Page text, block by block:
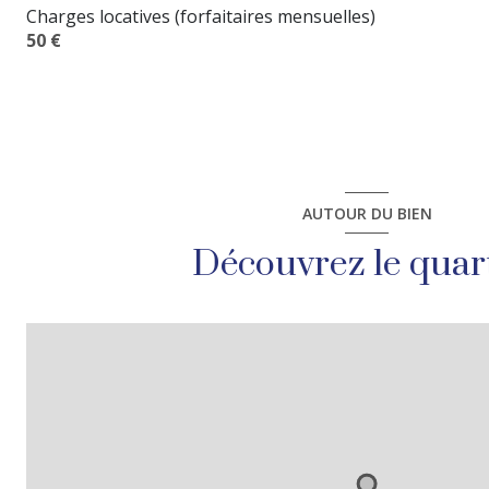
Charges locatives (forfaitaires mensuelles)
50 €
AUTOUR DU BIEN
Découvrez le